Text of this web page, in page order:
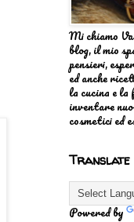
Mi chiamo
blog, il mio
pensieri,
ed anche
la cucina e
inventare
cosmetici ed
Translate
Powered by